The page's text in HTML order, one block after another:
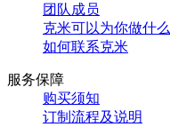
团队成员
克米可以为你做什么
如何联系克米
服务保障
购买须知
订制流程及说明